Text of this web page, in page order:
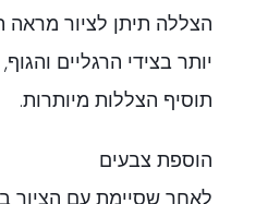
הצללה תיתן לציור
יותר בצידי הרגליים
תוסיף הצללות מיותרות.
הוספת צבעים
לאחר שסיימת עם הציור